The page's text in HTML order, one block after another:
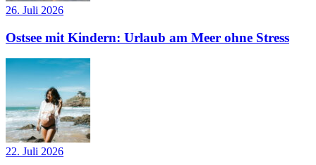
26. Juli 2026
Ostsee mit Kindern: Urlaub am Meer ohne Stress
22. Juli 2026